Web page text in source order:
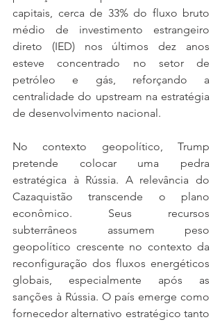
capitais, cerca de 33% do fluxo bruto
médio de investimento estrangeiro
direto (IED) nos últimos dez anos
esteve concentrado no setor de
petróleo e gás, reforçando a
centralidade do upstream na estratégia
de desenvolvimento nacional.
No contexto geopolítico, Trump
pretende colocar uma pedra
estratégica à Rússia. A relevância do
Cazaquistão transcende o plano
econômico. Seus recursos
subterrâneos assumem peso
geopolítico crescente no contexto da
reconfiguração dos fluxos energéticos
globais, especialmente após as
sanções à Rússia. O país emerge como
fornecedor alternativo estratégico tanto